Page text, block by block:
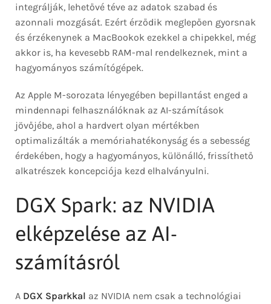
integrálják, lehetővé téve az adatok szabad és
azonnali mozgását. Ezért érződik meglepően gyorsnak
és érzékenynek a MacBookok ezekkel a chipekkel, még
akkor is, ha kevesebb RAM-mal rendelkeznek, mint a
hagyományos számítógépek.
Az Apple M-sorozata lényegében bepillantást enged a
mindennapi felhasználóknak az AI-számítások
jövőjébe, ahol a hardvert olyan mértékben
optimalizálták a memóriahatékonyság és a sebesség
érdekében, hogy a hagyományos, különálló, frissíthető
alkatrészek koncepciója kezd elhalványulni.
DGX Spark: az NVIDIA
elképzelése az AI-
számításról
A DGX Sparkkal az NVIDIA nem csak a technológiai